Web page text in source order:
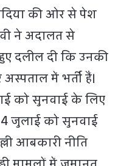
की ओर से पेश
ने अदालत से
दलील दी कि उनकी
में भर्ती हैं।
को सुनवाई के लिए
जुलाई को सुनवाई
आबकारी नीति